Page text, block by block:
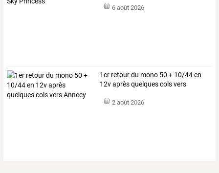
6 août 2026
1er retour du mono 50 + 10/44 en
12v après quelques cols vers
2 août 2026